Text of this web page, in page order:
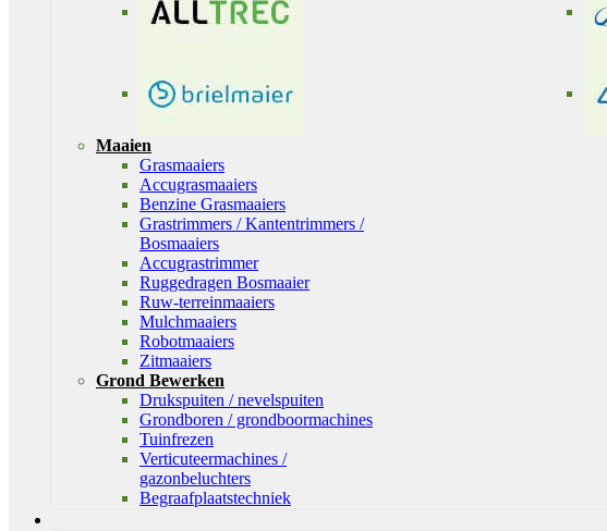
Maaien
Grasmaaiers
Accugrasmaaiers
Benzine Grasmaaiers
Grastrimmers / Kantentrimmers /
Bosmaaiers
Accugrastrimmer
Ruggedragen Bosmaaier
Ruw-terreinmaaiers
Mulchmaaiers
Robotmaaiers
Zitmaaiers
Grond Bewerken
Drukspuiten / nevelspuiten
Grondboren / grondboormachines
Tuinfrezen
Verticuteermachines /
gazonbeluchters
Begraafplaatstechniek